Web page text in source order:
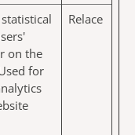
on the
for
Relace